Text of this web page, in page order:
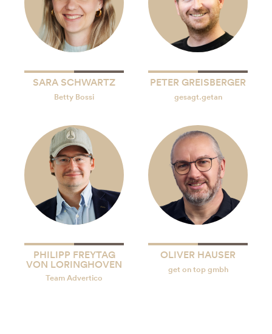
SARA SCHWARTZ
Betty Bossi
PETER GREISBERGER
gesagt.getan
PHILIPP FREYTAG
VON LORINGHOVEN
Team Advertico
OLIVER HAUSER
get on top gmbh